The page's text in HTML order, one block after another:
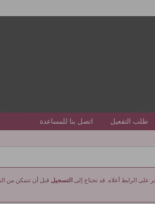
طلب التفعيل اتصل بنا للمساعدة
على الرابط أعلاه. قد تحتاج إلى التسجيل قبل أن تتمكن من